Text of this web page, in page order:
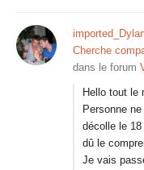
Cherche
dans le forum
Hello tout le
Personne
décolle le
dû le
Je vais